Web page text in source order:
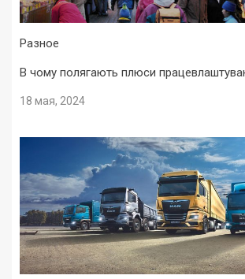
Разное
В чому полягають плюси
18 мая, 2024